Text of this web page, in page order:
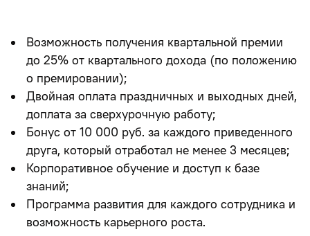
Возможность получения квартальной премии
до 25% от квартального дохода (по положению
о премировании);
Двойная оплата праздничных и выходных дней,
доплата за сверхурочную работу;
Бонус от 10 000 руб. за каждого приведенного
друга, который отработал не менее 3 месяцев;
Корпоративное обучение и доступ к базе
знаний;
Программа развития для каждого сотрудника и
возможность карьерного роста.